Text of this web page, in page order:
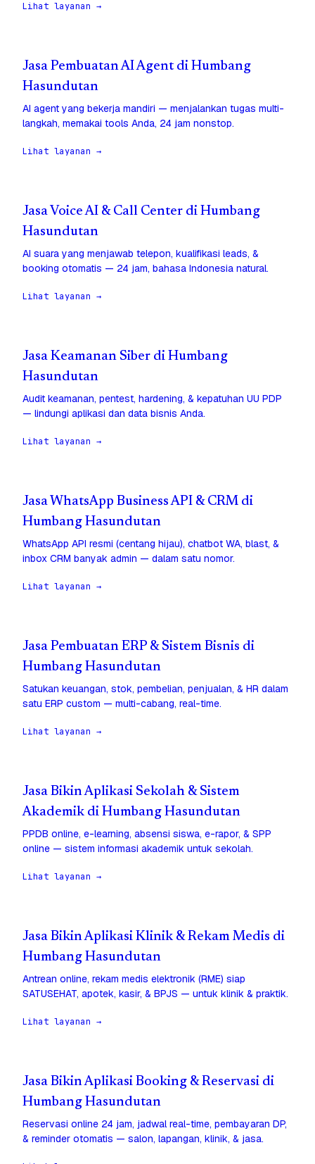
Lihat layanan →
Jasa Pembuatan AI Agent di Humbang
Hasundutan
AI agent yang bekerja mandiri — menjalankan tugas multi-
langkah, memakai tools Anda, 24 jam nonstop.
Lihat layanan →
Jasa Voice AI & Call Center di Humbang
Hasundutan
AI suara yang menjawab telepon, kualifikasi leads, &
booking otomatis — 24 jam, bahasa Indonesia natural.
Lihat layanan →
Jasa Keamanan Siber di Humbang
Hasundutan
Audit keamanan, pentest, hardening, & kepatuhan UU PDP
— lindungi aplikasi dan data bisnis Anda.
Lihat layanan →
Jasa WhatsApp Business API & CRM di
Humbang Hasundutan
WhatsApp API resmi (centang hijau), chatbot WA, blast, &
inbox CRM banyak admin — dalam satu nomor.
Lihat layanan →
Jasa Pembuatan ERP & Sistem Bisnis di
Humbang Hasundutan
Satukan keuangan, stok, pembelian, penjualan, & HR dalam
satu ERP custom — multi-cabang, real-time.
Lihat layanan →
Jasa Bikin Aplikasi Sekolah & Sistem
Akademik di Humbang Hasundutan
PPDB online, e-learning, absensi siswa, e-rapor, & SPP
online — sistem informasi akademik untuk sekolah.
Lihat layanan →
Jasa Bikin Aplikasi Klinik & Rekam Medis di
Humbang Hasundutan
Antrean online, rekam medis elektronik (RME) siap
SATUSEHAT, apotek, kasir, & BPJS — untuk klinik & praktik.
Lihat layanan →
Jasa Bikin Aplikasi Booking & Reservasi di
Humbang Hasundutan
Reservasi online 24 jam, jadwal real-time, pembayaran DP,
& reminder otomatis — salon, lapangan, klinik, & jasa.